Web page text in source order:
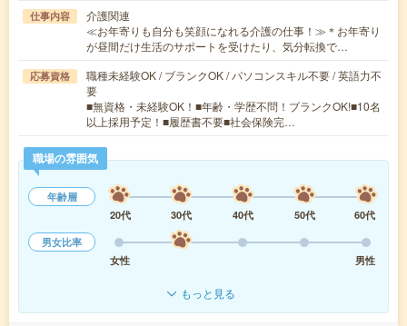
仕事内容
介護関連
≪お年寄りも自分も笑顔になれる介護の仕事！≫＊お年寄り
が昼間だけ生活のサポートを受けたり、気分転換で…
応募資格
職種未経験OK / ブランクOK / パソコンスキル不要 / 英語力不
要
■無資格・未経験OK！■年齢・学歴不問！ブランクOK!■10名
以上採用予定！■履歴書不要■社会保険完…
職場の雰囲気
年齢層
20代
30代 40代 50代
60代
男女比率
女性
男性
もっと見る